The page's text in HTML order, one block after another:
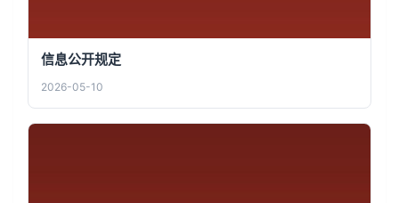
信息公开规定
2026-05-10